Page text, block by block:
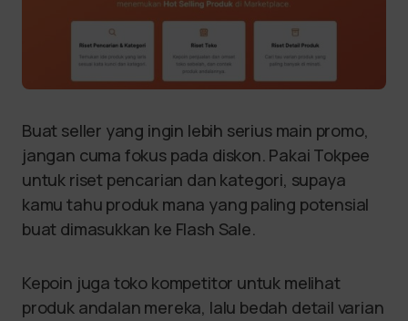
Buat seller yang ingin lebih serius main promo,
jangan cuma fokus pada diskon. Pakai Tokpee
untuk riset pencarian dan kategori, supaya
kamu tahu produk mana yang paling potensial
buat dimasukkan ke Flash Sale.
Kepoin juga toko kompetitor untuk melihat
produk andalan mereka, lalu bedah detail varian